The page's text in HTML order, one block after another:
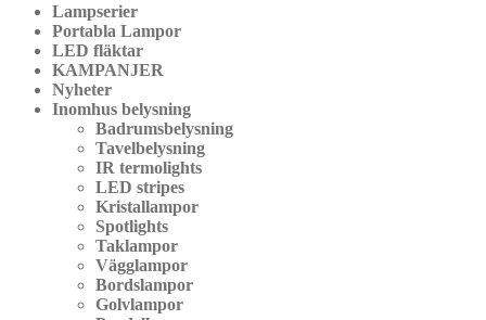
Lampserier
Portabla Lampor
LED fläktar
KAMPANJER
Nyheter
Inomhus belysning
Badrumsbelysning
Tavelbelysning
IR termolights
LED stripes
Kristallampor
Spotlights
Taklampor
Vägglampor
Bordslampor
Golvlampor